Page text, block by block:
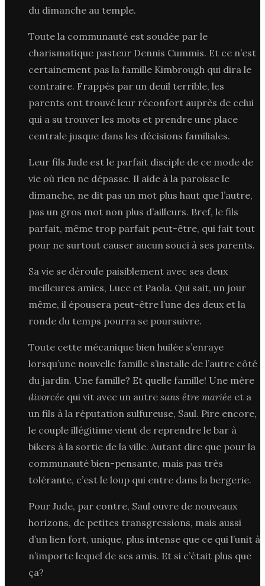
du dimanche au temple.
Toute la communauté est soudée par le
charismatique pasteur Dennis Cummis. Et ce n’est
certainement pas la famille Kimbrough qui dira le
contraire. Frappés par un deuil terrible, les
parents ont trouvé leur réconfort auprès de celui
qui a su trouver les mots et prendre une place
centrale jusque dans les décisions familiales.
Leur fils Jude est le parfait disciple de ce mode de
vie où rien ne dépasse. Il aide à la paroisse le
dimanche, ne dit pas un mot plus haut que l’autre,
pas un gros mot non plus d’ailleurs. Bref, le fils
parfait, même trop parfait peut-être, qui fait tout
pour ne surtout causer aucun souci à ses parents.
Sa vie se déroule paisiblement avec ses deux
meilleures amies, Luce et Paola. Qui sait, un jour
même, il épousera peut-être l’une des deux et la
ronde du temps pourra se poursuivre.
Toute cette mécanique bien huilée s’enraye
lorsqu’une nouvelle famille s’installe de l’autre côté
du jardin. Une famille? Et quelle famille! Une mère
divorcée qui vit avec un autre sans être mariée et a
un fils à la réputation sulfureuse, Saul. Pire encore,
le couple illégitime vient de reprendre le bar à
bikers à la sortie de la ville. Autant dire que pour la
communauté bien-pensante, mais pas très
tolérante, c’est le loup qui entre dans la bergerie.
Pour Jude, par contre, Saul ouvre de nouveaux
horizons, de petites transgressions, mais aussi
d’un lien fort, unique, plus intense que ce qui l’unit à
n’importe lequel de ses amis. Et si c’était plus que
ça?